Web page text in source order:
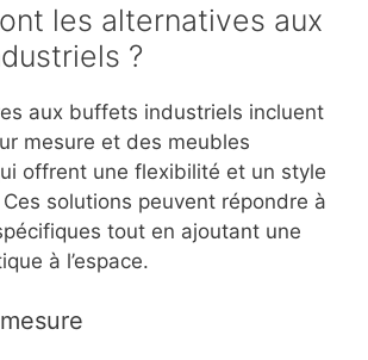
les alternatives aux
?
aux buffets industriels incluent
mesure et des meubles
offrent une flexibilité et un style
solutions peuvent répondre à
tout en ajoutant une
à l’espace.